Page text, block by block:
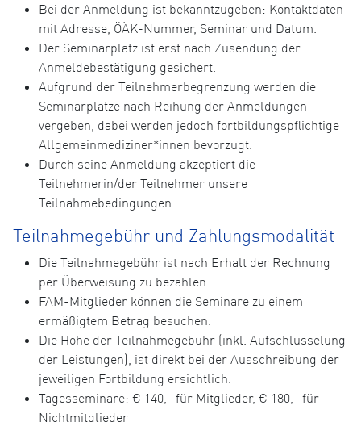
Bei der Anmeldung ist bekanntzugeben: Kontaktdaten
mit Adresse, ÖÄK-Nummer, Seminar und Datum.
Der Seminarplatz ist erst nach Zusendung der
Anmeldebestätigung gesichert.
Aufgrund der Teilnehmerbegrenzung werden die
Seminarplätze nach Reihung der Anmeldungen
vergeben, dabei werden jedoch fortbildungspflichtige
Allgemeinmediziner*innen bevorzugt.
Durch seine Anmeldung akzeptiert die
Teilnehmerin/der Teilnehmer unsere
Teilnahmebedingungen.
Teilnahmegebühr und Zahlungsmodalität
Die Teilnahmegebühr ist nach Erhalt der Rechnung
per Überweisung zu bezahlen.
FAM-Mitglieder können die Seminare zu einem
ermäßigtem Betrag besuchen.
Die Höhe der Teilnahmegebühr (inkl. Aufschlüsselung
der Leistungen), ist direkt bei der Ausschreibung der
jeweiligen Fortbildung ersichtlich.
Tagesseminare: € 140,- für Mitglieder, € 180,- für
Nichtmitglieder